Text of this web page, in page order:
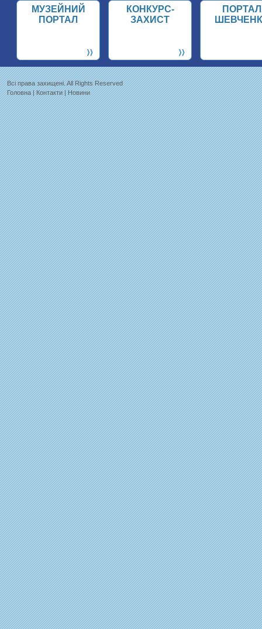
МУЗЕЙНИЙ
ПОРТАЛ
КОНКУРС-
ЗАХИСТ
ПОРТАЛ
Всi права захищенi. All Rights Reserved
Головна |Контакти |Новини